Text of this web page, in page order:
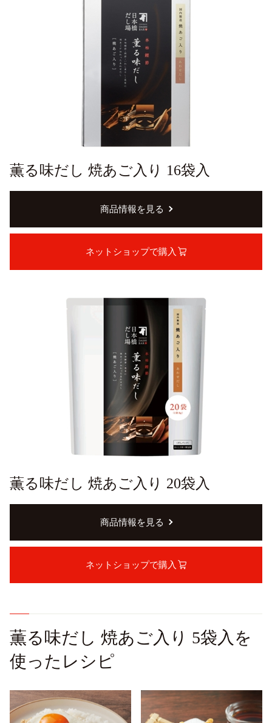
薫る味だし 焼あご入り 16袋入
商品情報を見る
ネットショップで購入
薫る味だし 焼あご入り 20袋入
商品情報を見る
ネットショップで購入
薫る味だし 焼あご入り 5袋入を
使ったレシピ